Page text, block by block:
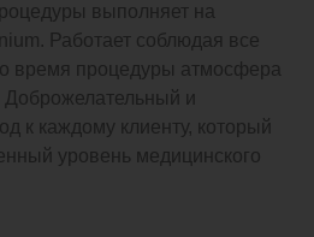
выполняет на
Работает соблюдая все
время процедуры атмосфера
и
к каждому клиенту, который
уровень медицинского